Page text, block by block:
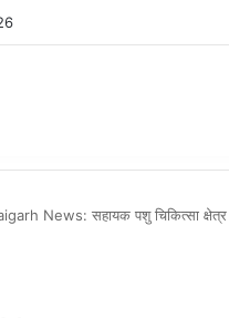
News: सहायक पशु चिकित्सा क्षेत्र